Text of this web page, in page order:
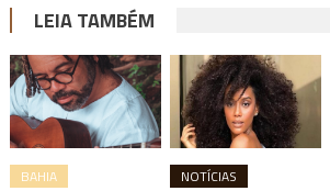
LEIA TAMBÉM
BAHIA NOTÍCIAS